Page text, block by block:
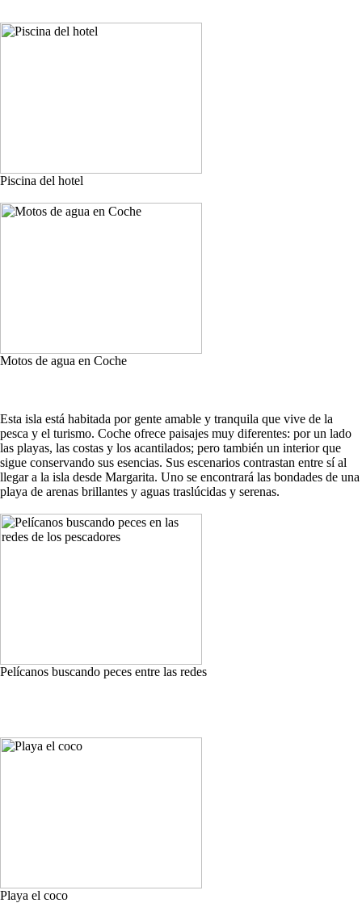
Piscina del hotel
Motos de agua en Coche
Esta isla está habitada por gente amable y tranquila que vive de la
pesca y el turismo. Coche ofrece paisajes muy diferentes: por un lado
las playas, las costas y los acantilados; pero también un interior que
sigue conservando sus esencias. Sus escenarios contrastan entre sí al
llegar a la isla desde Margarita. Uno se encontrará las bondades de una
playa de arenas brillantes y aguas traslúcidas y serenas.
Pelícanos buscando peces entre las redes
Playa el coco